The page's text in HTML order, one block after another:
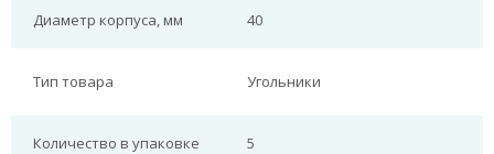
Диаметр корпуса, мм 40
Тип товара Угольники
Количество в упаковке 5